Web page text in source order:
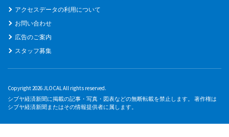
アクセスデータの利用について
お問い合わせ
広告のご案内
スタッフ募集
Copyright 2026 JLOCAL All rights reserved.
シブヤ経済新聞に掲載の記事・写真・図表などの無断転載を禁止します。 著作権は
シブヤ経済新聞またはその情報提供者に属します。